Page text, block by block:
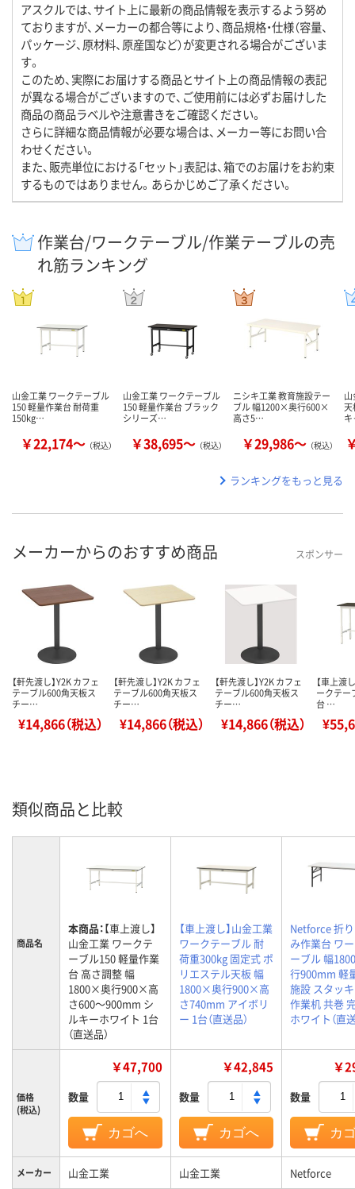
アスクルでは、サイト上に最新の商品情報を表示するよう努め
ておりますが、メーカーの都合等により、商品規格・仕様（容量、
パッケージ、原材料、原産国など）が変更される場合がございま
す。
このため、実際にお届けする商品とサイト上の商品情報の表記
が異なる場合がございますので、ご使用前には必ずお届けした
商品の商品ラベルや注意書きをご確認ください。
さらに詳細な商品情報が必要な場合は、メーカー等にお問い合
わせください。
また、販売単位における「セット」表記は、箱でのお届けをお約束
するものではありません。あらかじめご了承ください。
作業台/ワークテーブル/作業テーブルの売
れ筋ランキング
山金工業 ワークテーブル
150 軽量作業台 耐荷重
150kg…
￥22,174～ （税込）
山金工業 ワークテーブル
150 軽量作業台 ブラック
シリーズ…
￥38,695～ （税込）
ニシキ工業 教育施設テー
ブル 幅1200×奥行600×
高さ5…
￥29,986～ （税込）
天
ランキングをもっと見る
メーカーからのおすすめ商品 スポンサー
【軒先渡し】Y2K カフェ
テーブル600角天板ス
チー…
¥14,866（税込）
【軒先渡し】Y2K カフェ
テーブル600角天板ス
チー…
¥14,866（税込）
【軒先渡し】Y2K カフェ
テーブル600角天板ス
チー…
¥14,866（税込）
【車上渡
ークテー
台 …
類似商品と比較
商品名
本商品：【車上渡し】
山金工業 ワークテ
ーブル150 軽量作業
台 高さ調整 幅
1800×奥行900×高
さ600～900mm シ
ルキーホワイト 1台
（直送品）
【車上渡し】山金工業
ワークテーブル 耐
荷重300kg 固定式 ポ
リエステル天板 幅
1800×奥行900×高
さ740mm アイボリ
ー 1台（直送品）
Netforce 折
み作業台 ワ
ーブル 幅
行900mm 軽
施設 スタッ
作業机 共巻
ホワイト（直
価格
(税込)
￥47,700
数量
カゴへ
￥42,845
数量
カゴへ
￥
数量
カ
メーカー 山金工業 山金工業 Netforce